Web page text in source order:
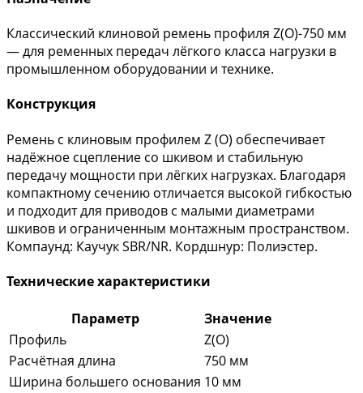
Классический клиновой ремень профиля Z(O)-750 мм
— для ременных передач лёгкого класса нагрузки в
промышленном оборудовании и технике.
Конструкция
Ремень с клиновым профилем Z (O) обеспечивает
надёжное сцепление со шкивом и стабильную
передачу мощности при лёгких нагрузках. Благодаря
компактному сечению отличается высокой гибкостью
и подходит для приводов с малыми диаметрами
шкивов и ограниченным монтажным пространством.
Компаунд: Каучук SBR/NR. Кордшнур: Полиэстер.
Технические характеристики
Параметр
Значение
Профиль
Z(O)
Расчётная длина
750 мм
Ширина большего основания 10 мм